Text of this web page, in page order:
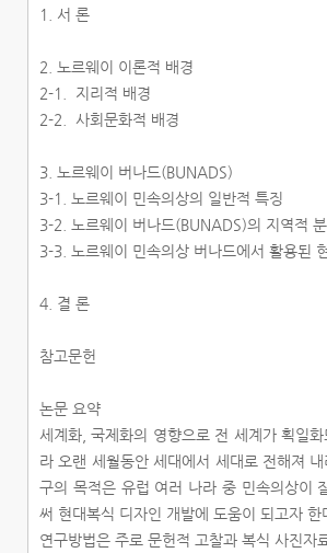
1. 서 론
2. 노르웨이 이론적 배경
2-1. 지리적 배경
2-2. 사회문화적 배경
3. 노르웨이 버나드(BUNADS)
3-1. 노르웨이 민속의상의 일반적 특징
3-2. 노르웨이 버나드(BUNADS)의 지역적
3-3. 노르웨이 민속의상 버나드에서 활용된
4. 결 론
참고문헌
논문 요약
세계화, 국제화의 영향으로 전 세계가 획일
라 오랜 세월동안 세대에서 세대로 전해져
구의 목적은 유럽 여러 나라 중 민속의상이
써 현대복식 디자인 개발에 도움이 되고자 한
연구방법은 주로 문헌적 고찰과 복식 사진자